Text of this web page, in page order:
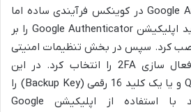
فعال سازی Google Authenticator در کوینکس فرآیندی ساده اما
بسیار مهم است. ابتدا باید اپلیکیشن Google Authenticator را بر
کرد. سپس در بخش تنظیمات امنیتی
حساب کوینکس، گزینه فعال سازی 2FA را انتخاب کرد. در این
مرحله، کوینکس یک کد QR و یا یک کلید 16 رقمی (Backup Key) را
نمایش می دهد. باید با استفاده از اپلیکیشن Google